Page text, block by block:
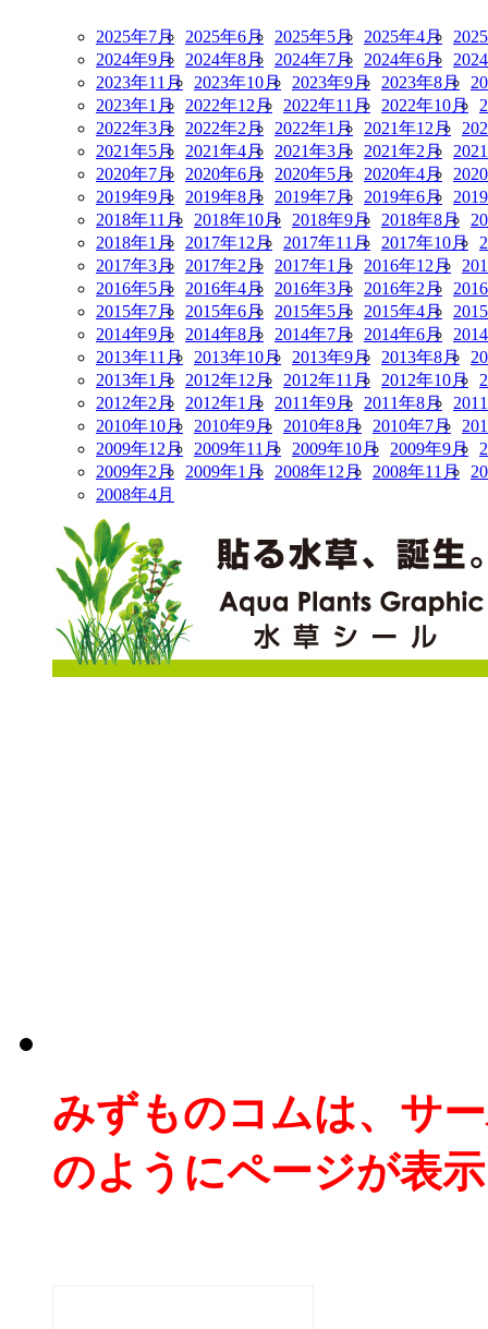
2025年7月 2025年6月 2025年5月 2025年4月
2024年9月
2024年8月 2024年7月 2024年6月
2023年11月
2023年10月 2023年9月 2023年8月
2023年1月
2022年12月 2022年11月 2022年10月
2022年3月
2022年2月 2022年1月 2021年12月
2021年5月
2021年4月 2021年3月 2021年2月
2020年7月
2020年6月 2020年5月 2020年4月
2019年9月
2019年8月 2019年7月 2019年6月
2018年11月
2018年10月 2018年9月 2018年8月
2018年1月
2017年12月 2017年11月 2017年10月
2017年3月
2017年2月 2017年1月 2016年12月
2016年5月
2016年4月 2016年3月 2016年2月
2015年7月
2015年6月 2015年5月 2015年4月
2014年9月
2014年8月 2014年7月 2014年6月
2013年11月
2013年10月 2013年9月 2013年8月
2013年1月
2012年12月 2012年11月 2012年10月
2012年2月
2012年1月 2011年9月 2011年8月
2010年10月
2010年9月 2010年8月 2010年7月
2009年12月
2009年11月 2009年10月 2009年9月
2009年2月
2009年1月 2008年12月 2008年11月
2008年4月
みずものコムは、サ
のようにページが表